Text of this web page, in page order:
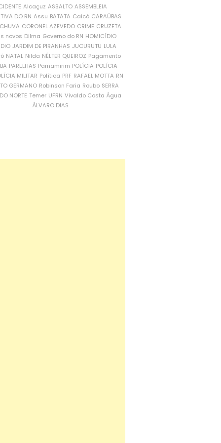
Alcaçuz ASSALTO ASSEMBLEIA
DO RN Assu BATATA Caicó CARAÚBAS
CORONEL AZEVEDO CRIME CRUZETA
novos Dilma Governo do RN HOMICÍDIO
JARDIM DE PIRANHAS JUCURUTU LULA
NATAL Nilda NÉLTER QUEIROZ Pagamento
PARELHAS Parnamirim POLÍCIA POLÍCIA
MILITAR Política PRF RAFAEL MOTTA RN
GERMANO Robinson Faria Roubo SERRA
NORTE Temer UFRN Vivaldo Costa Água
ÁLVARO DIAS